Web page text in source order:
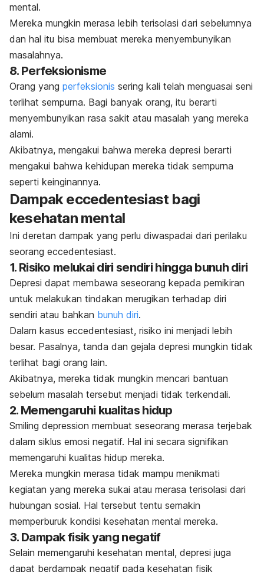
mental.
Mereka mungkin merasa lebih terisolasi dari sebelumnya
dan hal itu bisa membuat mereka menyembunyikan
masalahnya.
8. Perfeksionisme
Orang yang perfeksionis sering kali telah menguasai seni
terlihat sempurna. Bagi banyak orang, itu berarti
menyembunyikan rasa sakit atau masalah yang mereka
alami.
Akibatnya, mengakui bahwa mereka depresi berarti
mengakui bahwa kehidupan mereka tidak sempurna
seperti keinginannya.
Dampak eccedentesiast bagi
kesehatan mental
Ini deretan dampak yang perlu diwaspadai dari perilaku
seorang eccedentesiast.
1. Risiko melukai diri sendiri hingga bunuh diri
Depresi dapat membawa seseorang kepada pemikiran
untuk melakukan tindakan merugikan terhadap diri
sendiri atau bahkan bunuh diri.
Dalam kasus eccedentesiast, risiko ini menjadi lebih
besar. Pasalnya, tanda dan gejala depresi mungkin tidak
terlihat bagi orang lain.
Akibatnya, mereka tidak mungkin mencari bantuan
sebelum masalah tersebut menjadi tidak terkendali.
2. Memengaruhi kualitas hidup
Smiling depression membuat seseorang merasa terjebak
dalam siklus emosi negatif. Hal ini secara signifikan
memengaruhi kualitas hidup mereka.
Mereka mungkin merasa tidak mampu menikmati
kegiatan yang mereka sukai atau merasa terisolasi dari
hubungan sosial. Hal tersebut tentu semakin
memperburuk kondisi kesehatan mental mereka.
3. Dampak fisik yang negatif
Selain memengaruhi kesehatan mental, depresi juga
dapat berdampak negatif pada kesehatan fisik